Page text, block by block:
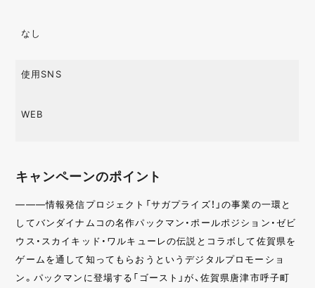
なし
使用SNS
WEB
キャンペーンのポイント
———情報発信プロジェクト「サガプライズ！」の事業の一環と
してバンダイナムコの名作パックマン・ポールポジション・ゼビ
ウス・スカイキッド・ワルキューレの伝説とコラボして佐賀県を
ゲームを通して知ってもらおうというデジタルプロモーショ
ン。パックマンに登場する「ゴースト」が、佐賀県唐津市呼子町